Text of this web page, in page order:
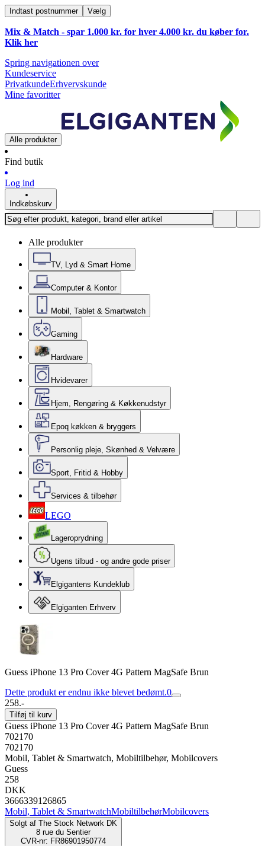
Indtast postnummer Vælg
Mix & Match - spar 1.000 kr. for hver 4.000 kr. du køber for.
Klik her
Spring navigationen over
Kundeservice
PrivatkundeErhvervskunde
Mine favoritter
Alle produkter
Find butik
Log ind
Indkøbskurv
Alle produkter
TV, Lyd & Smart Home
Computer & Kontor
Mobil, Tablet & Smartwatch
Gaming
Hardware
Hvidevarer
Hjem, Rengøring & Køkkenudstyr
Epoq køkken & bryggers
Personlig pleje, Skønhed & Velvære
Sport, Fritid & Hobby
Services & tilbehør
LEGO
Lageroprydning
Ugens tilbud - og andre gode priser
Elgigantens Kundeklub
Elgiganten Erhverv
Guess iPhone 13 Pro Cover 4G Pattern MagSafe Brun
Dette produkt er endnu ikke blevet bedømt.0
258.-
Tilføj til kurv
Guess iPhone 13 Pro Cover 4G Pattern MagSafe Brun
702170
702170
Mobil, Tablet & Smartwatch, Mobiltilbehør, Mobilcovers
Guess
258
DKK
3666339126865
Mobil, Tablet & SmartwatchMobiltilbehørMobilcovers
Solgt af The Stock Network DK
8 rue du Sentier
CVR-nr: FR86901950774